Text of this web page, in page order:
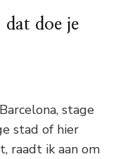
dat doe je
stage
stad of hier
raadt ik aan om